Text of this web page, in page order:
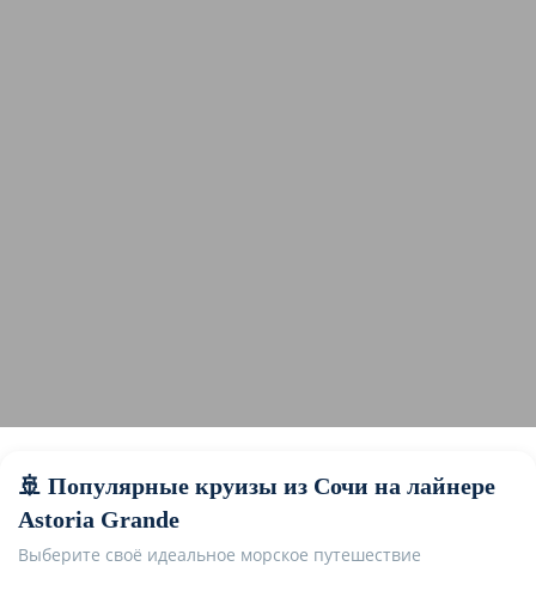
🚢 Популярные круизы из Сочи на лайнере
Astoria Grande
Выберите своё идеальное морское путешествие